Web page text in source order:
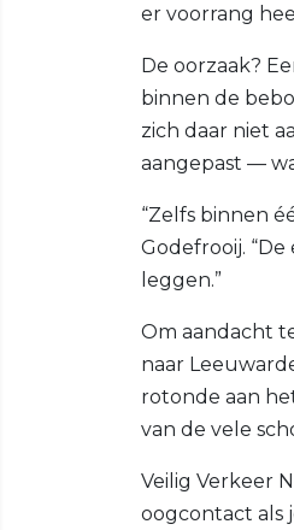
er voorrang
De oorzaak?
binnen de
zich daar niet
aangepast —
“Zelfs binnen
Godefrooij.
leggen.”
Om aandacht
naar
rotonde aan
van de vele
Veilig Verkeer
oogcontact als